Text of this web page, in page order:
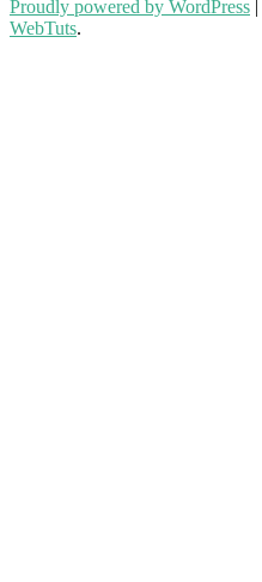
Proudly powered by WordPress
WebTuts.